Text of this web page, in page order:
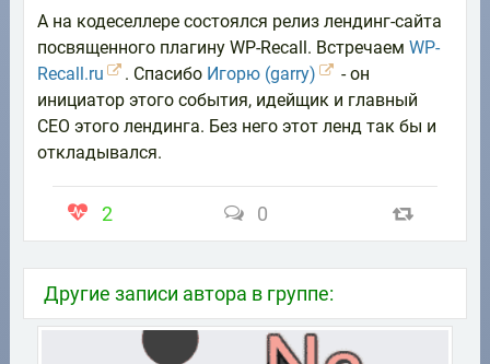
А на кодеселлере состоялся релиз лендинг-сайта
посвященного плагину WP-Recall. Встречаем WP-
Recall.ru
. Спасибо Игорю (garry)
- он
инициатор этого события, идейщик и главный
СЕО этого лендинга. Без него этот ленд так бы и
откладывался.
2 0
Другие записи автора в группе: